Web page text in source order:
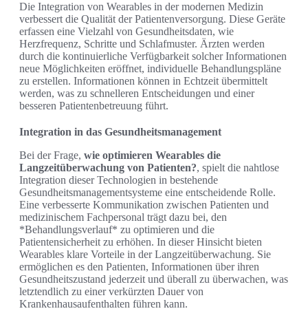
Die Integration von Wearables in der modernen Medizin
verbessert die Qualität der Patientenversorgung. Diese Geräte
erfassen eine Vielzahl von Gesundheitsdaten, wie
Herzfrequenz, Schritte und Schlafmuster. Ärzten werden
durch die kontinuierliche Verfügbarkeit solcher Informationen
neue Möglichkeiten eröffnet, individuelle Behandlungspläne
zu erstellen. Informationen können in Echtzeit übermittelt
werden, was zu schnelleren Entscheidungen und einer
besseren Patientenbetreuung führt.
Integration in das Gesundheitsmanagement
Bei der Frage, wie optimieren Wearables die
Langzeitüberwachung von Patienten?, spielt die nahtlose
Integration dieser Technologien in bestehende
Gesundheitsmanagementsysteme eine entscheidende Rolle.
Eine verbesserte Kommunikation zwischen Patienten und
medizinischem Fachpersonal trägt dazu bei, den
*Behandlungsverlauf* zu optimieren und die
Patientensicherheit zu erhöhen. In dieser Hinsicht bieten
Wearables klare Vorteile in der Langzeitüberwachung. Sie
ermöglichen es den Patienten, Informationen über ihren
Gesundheitszustand jederzeit und überall zu überwachen, was
letztendlich zu einer verkürzten Dauer von
Krankenhausaufenthalten führen kann.